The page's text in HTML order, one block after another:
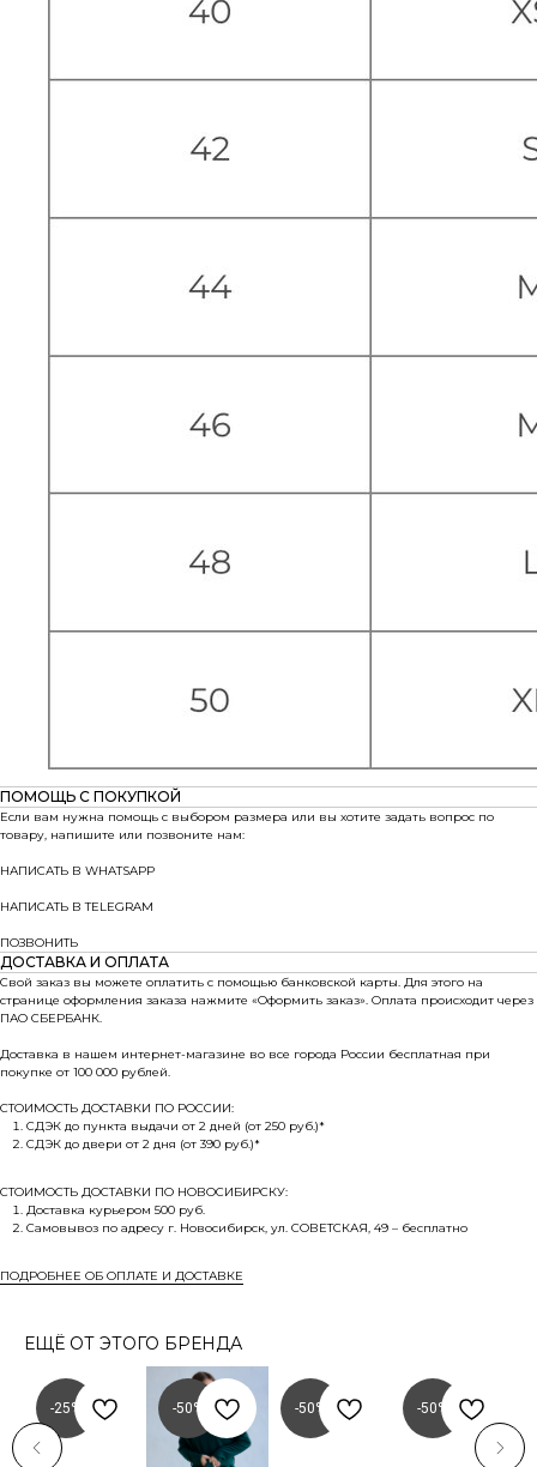
ПОМОЩЬ С ПОКУПКОЙ
Если вам нужна помощь с выбором размера или вы хотите задать вопрос по
товару, напишите или позвоните нам:
НАПИСАТЬ В WHATSAPP
НАПИСАТЬ В TELEGRAM
ПОЗВОНИТЬ
ДОСТАВКА И ОПЛАТА
Свой заказ вы можете оплатить с помощью банковской карты. Для этого на
странице оформления заказа нажмите «Оформить заказ». Оплата происходит через
ПАО СБЕРБАНК.
Доставка в нашем интернет-магазине во все города России бесплатная при
покупке от 100 000 рублей.
СТОИМОСТЬ ДОСТАВКИ ПО РОССИИ:
СДЭК до пункта выдачи от 2 дней (от 250 руб.)*
СДЭК до двери от 2 дня (от 390 руб.)*
СТОИМОСТЬ ДОСТАВКИ ПО НОВОСИБИРСКУ:
Доставка курьером 500 руб.
Самовывоз по адресу г. Новосибирск, ул. СОВЕТСКАЯ, 49 – бесплатно
ПОДРОБНЕЕ ОБ ОПЛАТЕ И ДОСТАВКЕ
ЕЩЁ ОТ ЭТОГО БРЕНДА
-25% -50% -50% -50%